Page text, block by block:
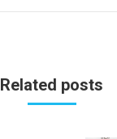
Related posts